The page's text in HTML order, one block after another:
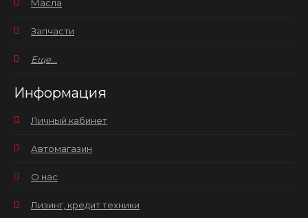
Масла
Запчасти
Еще...
Информация
Личный кабинет
Автомагазин
О нас
Лизинг, кредит техники